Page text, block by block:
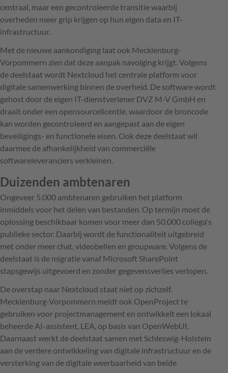
centraal, maar een gecontroleerde transitie waarbij
overheden meer grip krijgen op hun eigen data en IT-
infrastructuur.
Met de nieuwe aankondiging laat ook Mecklenburg-
Vorpommern zien dat deze aanpak navolging krijgt. Volgens
de deelstaat wordt Nextcloud het centrale platform voor
digitale samenwerking binnen de overheid. De software wordt
gehost door de eigen IT-dienstverlener DVZ M-V GmbH en
draait onder een opensourcelicentie, waardoor de broncode
kan worden gecontroleerd en aangepast aan de eigen
beveiligings- en functionele eisen. Ook deze deelstaat wil
daarmee de afhankelijkheid van commerciële
softwareleveranciers verkleinen.
Duizenden ambtenaren
Ongeveer 5.000 ambtenaren gebruiken het platform
inmiddels voor het delen van bestanden. Op termijn moet de
oplossing beschikbaar komen voor meer dan 50.000 collega's
publieke sector. Daarbij wordt de functionaliteit uitgebreid
met onder meer chat, videobellen en groupware. Volgens de
deelstaat is de migratie vanaf Microsoft SharePoint
stapsgewijs uitgevoerd en zonder gegevensverlies verlopen.
De overstap naar Nextcloud staat niet op zichzelf.
Mecklenburg-Vorpommern meldt ook OpenProject te
gebruiken voor projectmanagement en ontwikkelt een lokaal
beheerde AI-assistent, LEA, op basis van OpenWebUI.
Daarnaast werkt de deelstaat samen met Schleswig-Holstein
aan de verdere ontwikkeling van digitale infrastructuur en de
versterking van de digitale weerbaarheid van beide